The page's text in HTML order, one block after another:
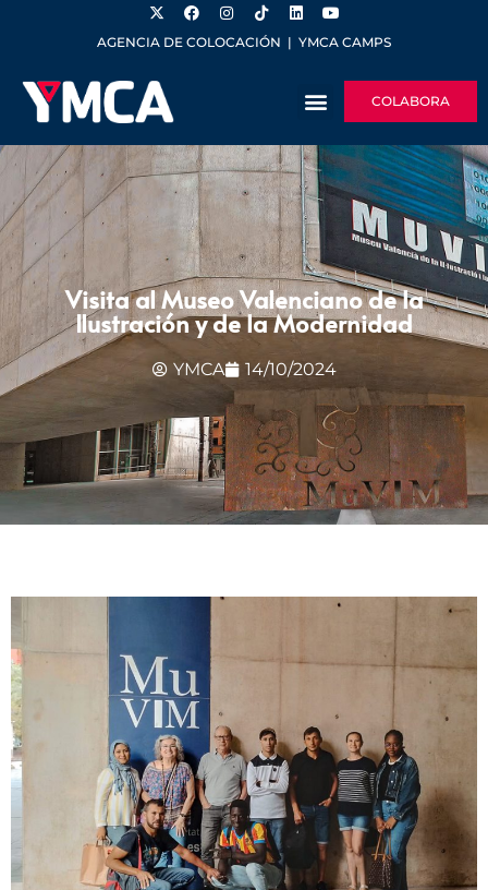
AGENCIA DE COLOCACIÓN | YMCA CAMPS
COLABORA
Visita al Museo Valenciano de la
Ilustración y de la Modernidad
YMCA 14/10/2024